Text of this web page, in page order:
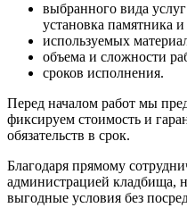
выбранного вида
установка памятника и
используемых
объема и сложности
сроков исполнения.
Перед началом работ мы
фиксируем стоимость и
обязательств в срок.
Благодаря прямому
администрацией кладбища,
выгодные условия без